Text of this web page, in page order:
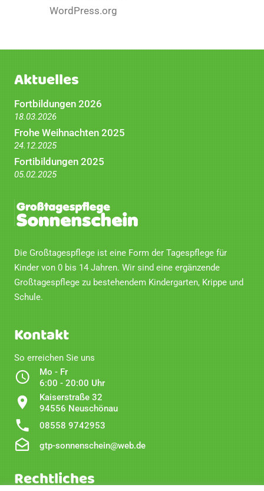
WordPress.org
Aktuelles
Fortbildungen 2026
18.03.2026
Frohe Weihnachten 2025
24.12.2025
Fortibildungen 2025
05.02.2025
Die Großtagespflege ist eine Form der Tagespflege für
Kinder von 0 bis 14 Jahren. Wir sind eine ergänzende
Großtagespflege zu bestehendem Kindergarten, Krippe und
Schule.
Kontakt
So erreichen Sie uns
Mo - Fr
6:00 - 20:00 Uhr
Kaiserstraße 32
94556 Neuschönau
08558 9742953
gtp-sonnenschein@web.de
Rechtliches